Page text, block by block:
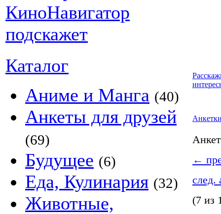
Каталог
Аниме и Манга (40)
Анкеты для друзей
(69)
Будущее (6)
Еда, Кулинария (32)
Животные,
←
след.
(7 из